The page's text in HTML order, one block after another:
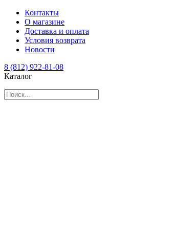
Контакты
О магазине
Доставка и оплата
Условия возврата
Новости
8 (812) 922-81-08
Каталог